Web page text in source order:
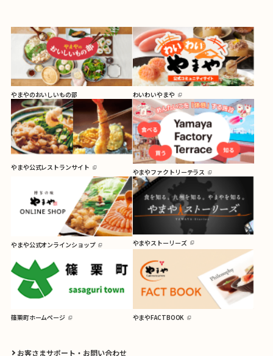
お客さまサポート・お問い合わせ
やまやのおいしいもの部 わいわいやまや
やまや公式レストランサイト
やまやファクトリーテラス
やまや公式オンラインショップ やまやストーリーズ
篠栗町ホームページ やまやFACTBOOK